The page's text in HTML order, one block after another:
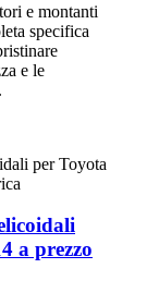
e montanti
specifica
e le
a prezzo